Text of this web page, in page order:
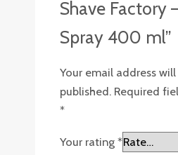
Shave Factory
Spray 400 ml”
Your email address
published. Required
*
Your rating *